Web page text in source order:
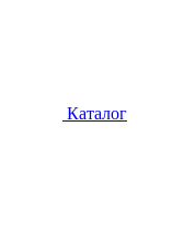
Каталог